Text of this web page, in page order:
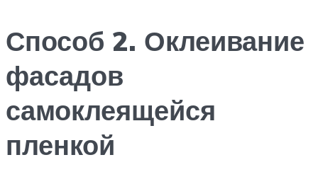
Способ 2. Оклеивание
фасадов
самоклеящейся
пленкой